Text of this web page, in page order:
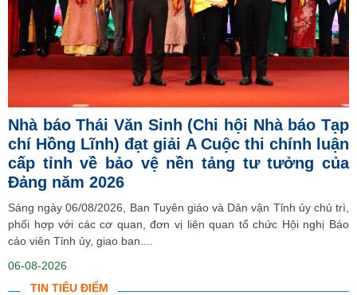
Nhà báo Thái Văn Sinh (Chi hội Nhà báo Tạp
chí Hồng Lĩnh) đạt giải A Cuộc thi chính luận
cấp tỉnh về bảo vệ nền tảng tư tưởng của
Đảng năm 2026
Sáng ngày 06/08/2026, Ban Tuyên giáo và Dân vận Tỉnh ủy chủ trì,
phối hợp với các cơ quan, đơn vị liên quan tổ chức Hội nghị Báo
cáo viên Tỉnh ủy, giao ban....
06-08-2026
TIN TIÊU ĐIỂM